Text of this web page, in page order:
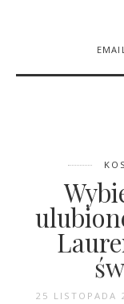
25 LISTOPADA